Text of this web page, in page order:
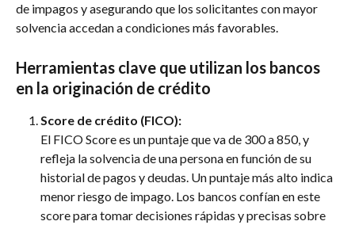
de impagos y asegurando que los solicitantes con mayor
solvencia accedan a condiciones más favorables.
Herramientas clave que utilizan los bancos
en la originación de crédito
Score de crédito (FICO):
El FICO Score es un puntaje que va de 300 a 850, y
refleja la solvencia de una persona en función de su
historial de pagos y deudas. Un puntaje más alto indica
menor riesgo de impago. Los bancos confían en este
score para tomar decisiones rápidas y precisas sobre